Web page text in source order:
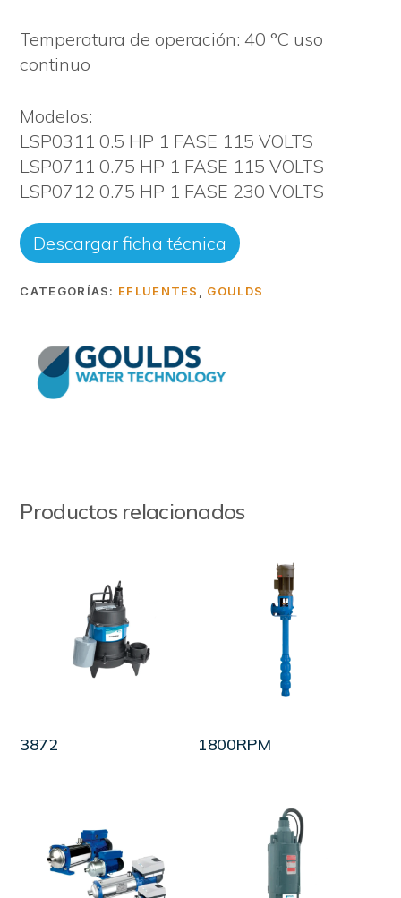
Temperatura de operación: 40 °C uso
continuo
Modelos:
LSP0311 0.5 HP 1 FASE 115 VOLTS
LSP0711 0.75 HP 1 FASE 115 VOLTS
LSP0712 0.75 HP 1 FASE 230 VOLTS
Descargar ficha técnica
CATEGORÍAS: EFLUENTES GOULDS
Productos relacionados
3872 1800RPM